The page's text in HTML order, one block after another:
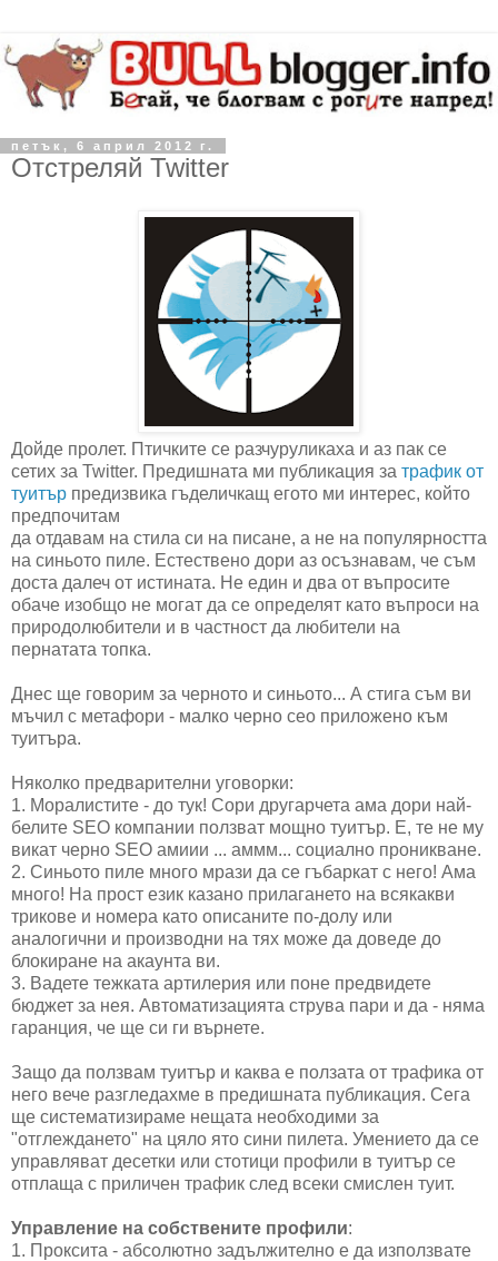
петък, 6 април 2012 г.
Отстреляй Twitter
Дойде пролет. Птичките се разчуруликаха и аз пак се
сетих за Twitter. Предишната ми публикация за трафик от
туитър предизвика гъделичкащ егото ми интерес, който
предпочитам
да отдавам на стила си на писане, а не на популярността
на синьото пиле. Естествено дори аз осъзнавам, че съм
доста далеч от истината. Не един и два от въпросите
обаче изобщо не могат да се определят като въпроси на
природолюбители и в частност да любители на
пернатата топка.
Днес ще говорим за черното и синьото... А стига съм ви
мъчил с метафори - малко черно сео приложено към
туитъра.
Няколко предварителни уговорки:
1. Моралистите - до тук! Сори другарчета ама дори най-
белите SEO компании ползват мощно туитър. Е, те не му
викат черно SEO амиии ... аммм... социално проникване.
2. Синьото пиле много мрази да се гъбаркат с него! Ама
много! На прост език казано прилагането на всякакви
трикове и номера като описаните по-долу или
аналогични и производни на тях може да доведе до
блокиране на акаунта ви.
3. Вадете тежката артилерия или поне предвидете
бюджет за нея. Автоматизацията струва пари и да - няма
гаранция, че ще си ги върнете.
Защо да ползвам туитър и каква е ползата от трафика от
него вече разгледахме в предишната публикация. Сега
ще систематизираме нещата необходими за
"отглеждането" на цяло ято сини пилета. Умението да се
управляват десетки или стотици профили в туитър се
отплаща с приличен трафик след всеки смислен туит.
Управление на собствените профили:
1. Проксита - абсолютно задължително е да използвате